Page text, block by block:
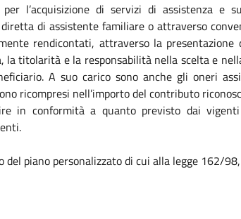
l’acquisizione di servizi di assistenza e
di assistente familiare o attraverso
rendicontati, attraverso la presentazione
la titolarità e la responsabilità nella scelta e
A suo carico sono anche gli oneri
ricompresi nell’importo del contributo
in conformità a quanto previsto dai
piano personalizzato di cui alla legge 162/